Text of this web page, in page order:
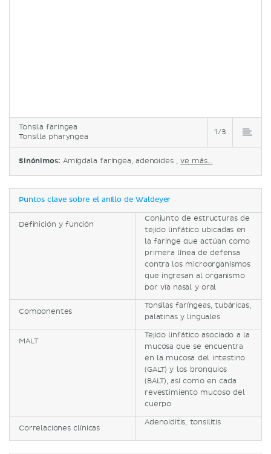
Tonsila faríngea
Tonsilla pharyngea
1/3
Sinónimos: Amígdala faríngea, adenoides ,ve más...
Puntos clave sobre el anillo de Waldeyer
Definición y función
Conjunto de estructuras de
tejido linfático ubicadas en
la faringe que actúan como
primera línea de defensa
contra los microorganismos
que ingresan al organismo
por vía nasal y oral
Componentes
Tonsilas faríngeas, tubáricas,
palatinas y linguales
MALT
Tejido linfático asociado a la
mucosa que se encuentra
en la mucosa del intestino
(GALT) y los bronquios
(BALT), así como en cada
revestimiento mucoso del
cuerpo
Correlaciones clínicas
Adenoiditis, tonsilitis